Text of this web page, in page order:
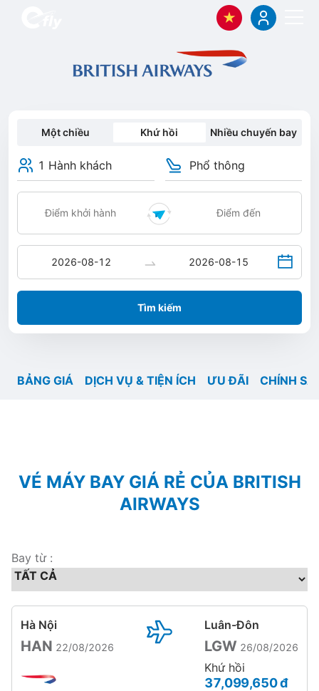
Một chiều Khứ hồi Nhiều chuyến bay
1 Hành khách Phổ thông
Tìm kiếm
BẢNG GIÁ DỊCH VỤ & TIỆN ÍCH ƯU ĐÃI CHÍNH
VÉ MÁY BAY GIÁ RẺ CỦA BRITISH
AIRWAYS
Bay từ :
Hà Nội
HAN 22/08/2026
Luân-Đôn
LGW 26/08/2026
Khứ hồi
37,099,650 đ